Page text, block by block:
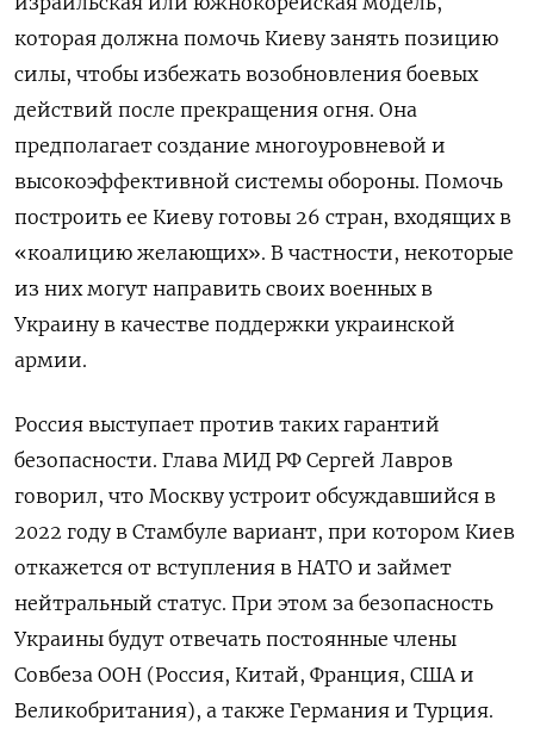
которая должна помочь Киеву занять позицию
силы, чтобы избежать возобновления боевых
действий после прекращения огня. Она
предполагает создание многоуровневой и
высокоэффективной системы обороны. Помочь
построить ее Киеву готовы 26 стран, входящих в
«коалицию желающих». В частности, некоторые
из них могут направить своих военных в
Украину в качестве поддержки украинской
армии.
Россия выступает против таких гарантий
безопасности. Глава МИД РФ Сергей Лавров
говорил, что Москву устроит обсуждавшийся в
2022 году в Стамбуле вариант, при котором Киев
откажется от вступления в НАТО и займет
нейтральный статус. При этом за безопасность
Украины будут отвечать постоянные члены
Совбеза ООН (Россия, Китай, Франция, США и
Великобритания), а также Германия и Турция.